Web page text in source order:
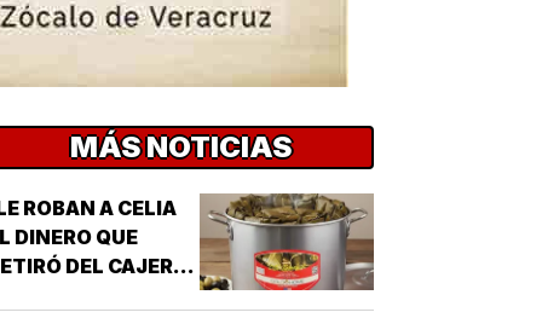
MÁS NOTICIAS
ROBAN A CELIA
DINERO QUE
DEL CAJERO